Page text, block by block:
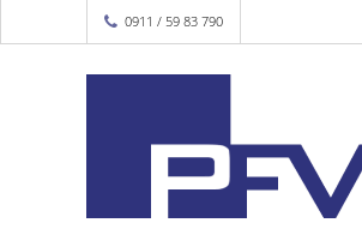
0911 / 59 83 790